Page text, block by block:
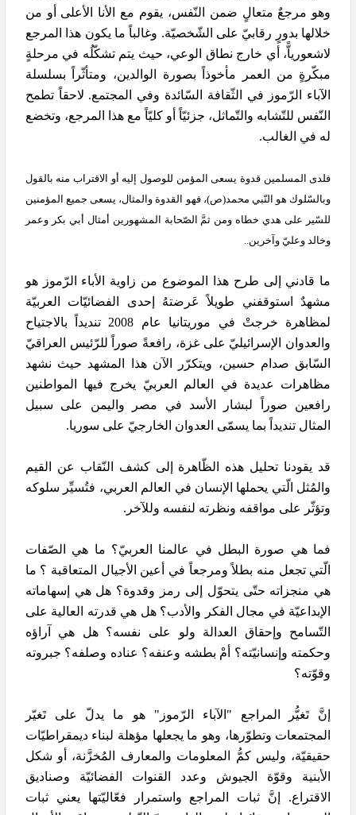
وهو مرجعٌ متعالٍ ضمن النّفس، يقوم مع الأنا الأعلى أو من
خلالها بدورٍ رقابيّ على الشّخصيّة. وغالباً ما يكون هذا المرجع
لاشعورياًّ، أي خارج نطاق الوعي، حيث يتم تشكّلُه في مرحلةٍ
مبكّرةٍ من العمر مأخوذاً بصورة الوالدين، ومتأثّراً بسلسلة
الآباء الرّموز في الثّقافة السّائدة وفي المجتمع. لاحقاً تطمح
النّفس للتّشابه والتّماثل، جزئيّاً أو كليّاً مع هذا المرجع، وتخضع
له في الغالب.
فلدى المسلمين قدوة يسعى المؤمن للوصول إليه أو الاقتراب منه بالقول
وبالسّلوك هو النّبي محمد(ص)، فهو القدوة والمثال، يسعى جميع المؤمنين
للسّير على هدي خطاه ومن ثمَّ الصّحابة المشهورين أمثال أبي بكر وعمر
وخالد وعليّ وآخرين..
ما قادني إلى طرح هذا الموضوع من زاوية الأباء الرّموز هو
مشهدٌ استوقفني طويلاً عَرضتهُ إحدى الفضائيّات العربيّة
لمظاهرة خرجتْ في موريتانيا عام 2008 تنديداً بالاجتياح
والعدوان الإسرائيليّ على غزة، رافعةً صوراً للرّئيس العراقيّ
السّابق صدام حسين، ويتكرّر الآن هذا المشهد حيث نشهد
مظاهرات عديدة في العالم العربيّ يخرج فيها المواطنين
رافعين صوراً لبشار الأسد في مصر واليمن على سبيل
المثال تنديداً بما يسمّى العدوان الخارجيّ على سوريا.
قد يقودنا تحليل هذه الظّاهرة إلى كشف النّقاب عن القيم
والمُثل الّتي يحملها الإنسان في العالم العربي، فتُسيِّر سلوكه
وتؤثّر على مواقفه ونظرته لنفسه وللآخر.
فما هي صورة البطل في عالمنا العربيّ؟ ما هي الصّفات
الّتي تجعل منه بطلاً ومرجعاً في أعين الأجيال المتعاقبة ؟ ما
هي منجزاته حتّى يتحوّل إلى رمز وقدوة؟ هل هي إسهاماته
الإبداعيّة في مجال الفكر والأدب؟ هل هي قدرته العالية على
التّسامح وإحقاق العدالة ولو على نفسه؟ هل هي آراؤه
وحكمته وإنسانيّته؟ أمْ بطشه وعنفه؟ عناده وصلفه؟ جبروته
وقوّته؟
إنَّ تَغيُّر المراجع "الآباء الرّموز" هو ما يدلّ على تَغيّر
المجتمعات وتطوّرها، وهو ما يجعلها مؤهلة لبناء ديمقراطيّات
حقيقيّة، وليس كمُّ المعلومات والمعارف المُخزَّنة، أو شكل
الأبنية وقوّة الجيوش وعدد القنوات الفضائيّة وصناديق
الاقتراع. إنَّ ثبات المراجع واستمرار فعّاليّتها يعني ثبات